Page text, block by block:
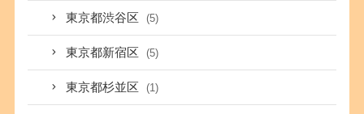
東京都渋谷区 (5)
東京都新宿区 (5)
東京都杉並区 (1)